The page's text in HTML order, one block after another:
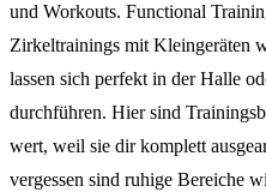
und Workouts. Functional
Zirkeltrainings mit Kleingeräten
lassen sich perfekt in der Halle
durchführen. Hier sind
wert, weil sie dir komplett
vergessen sind ruhige Bereiche